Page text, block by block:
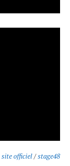
site officiel/stage48